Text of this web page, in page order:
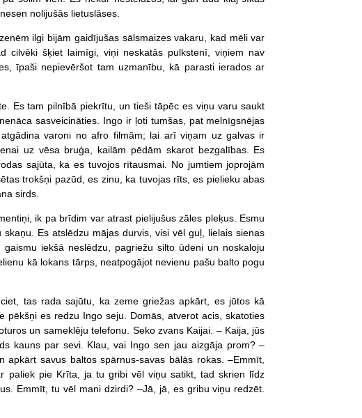
nolijušās lietuslāses.
ilgi bijām gaidījušas sālsmaizes vakaru, kad mēli var
cilvēki šķiet laimīgi, viņi neskatās pulkstenī, viņiem nav
īpaši nepievēršot tam uzmanību, kā parasti ierados ar
Es tam pilnībā piekrītu, un tieši tāpēc es viņu varu saukt
sasveicināties. Ingo ir ļoti tumšas, pat melnīgsnējas
varoni no afro filmām; lai arī viņam uz galvas ir
uz vēsa bruģa, kailām pēdām skarot bezgalības. Es
sajūta, ka es tuvojos rītausmai. No jumtiem joprojām
trokšņi pazūd, es zinu, ka tuvojas rīts, es pielieku abas
sirds.
ik pa brīdim var atrast pielijušus zāles pleķus. Esmu
Es atslēdzu mājas durvis, visi vēl guļ, lielais sienas
iekšā neslēdzu, pagriežu silto ūdeni un noskaloju
kā lokans tārps, neatpogājot nevienu pašu balto pogu
tas rada sajūtu, ka zeme griežas apkārt, es jūtos kā
pēkšņi es redzu Ingo seju. Domās, atverot acis, skatoties
un sameklēju telefonu. Seko zvans Kaijai. – Kaija, jūs
kauns par sevi. Klau, vai Ingo sen jau aizgāja prom? –
savus baltos spārnus-savas bālās rokas. –Emmīt,
paliek pie Krīta, ja tu gribi vēl viņu satikt, tad skrien līdz
Emmīt, tu vēl mani dzirdi? –Jā, jā, es gribu viņu redzēt.